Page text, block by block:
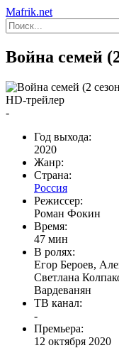
Mafrik.net
Война семей
HD-трейлер
-
Год выхода:
2020
Жанр:
Страна:
Россия
Режиссер:
Роман Фокин
Время:
47 мин
В ролях:
Егор Бероев,
Светлана
Вардеванян
ТВ канал:
-
Премьера:
12 октября 2020